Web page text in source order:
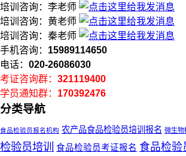
培训咨询：李老师
培训咨询：黄老师
培训咨询：秦老师
手机咨询： 15989114650
电话： 020-26086030
考证咨询群： 321119400
学员通知群： 170392476
分类导航
食品检验员报名机构 农产品食品检验员培训报名 微生物
检验员培训 食品检验员考证报名 食品检验